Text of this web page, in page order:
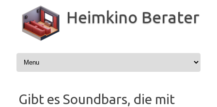
springen
Heimkino Berater
Gibt es Soundbars, die mit